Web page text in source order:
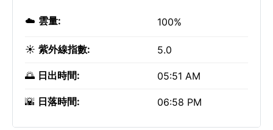
☁️ 雲量: 100%
☀️ 紫外線指數: 5.0
🌅 日出時間: 05:51 AM
🌇 日落時間: 06:58 PM